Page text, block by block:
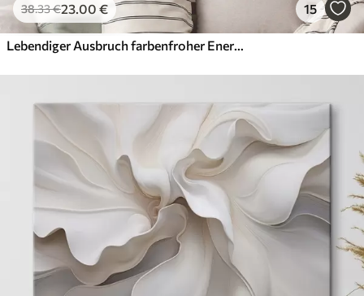
38.33€23.00 € 15
Lebendiger Ausbruch farbenfroher Energie